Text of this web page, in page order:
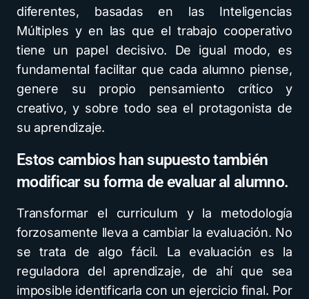
diferentes, basadas en las Inteligencias
Múltiples y en las que el trabajo cooperativo
tiene un papel decisivo. De igual modo, es
fundamental facilitar que cada alumno piense,
genere su propio pensamiento crítico y
creativo, y sobre todo sea el protagonista de
su aprendizaje.
Estos cambios han supuesto también
modificar su forma de evaluar al alumno.
Transformar el curriculum y la metodología
forzosamente lleva a cambiar la evaluación. No
se trata de algo fácil. La evaluación es la
reguladora del aprendizaje, de ahí que sea
imposible identificarla con un ejercicio final. Por